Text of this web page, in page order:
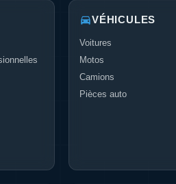
VÉHICULES
Voitures
Motos
Camions
Pièces auto